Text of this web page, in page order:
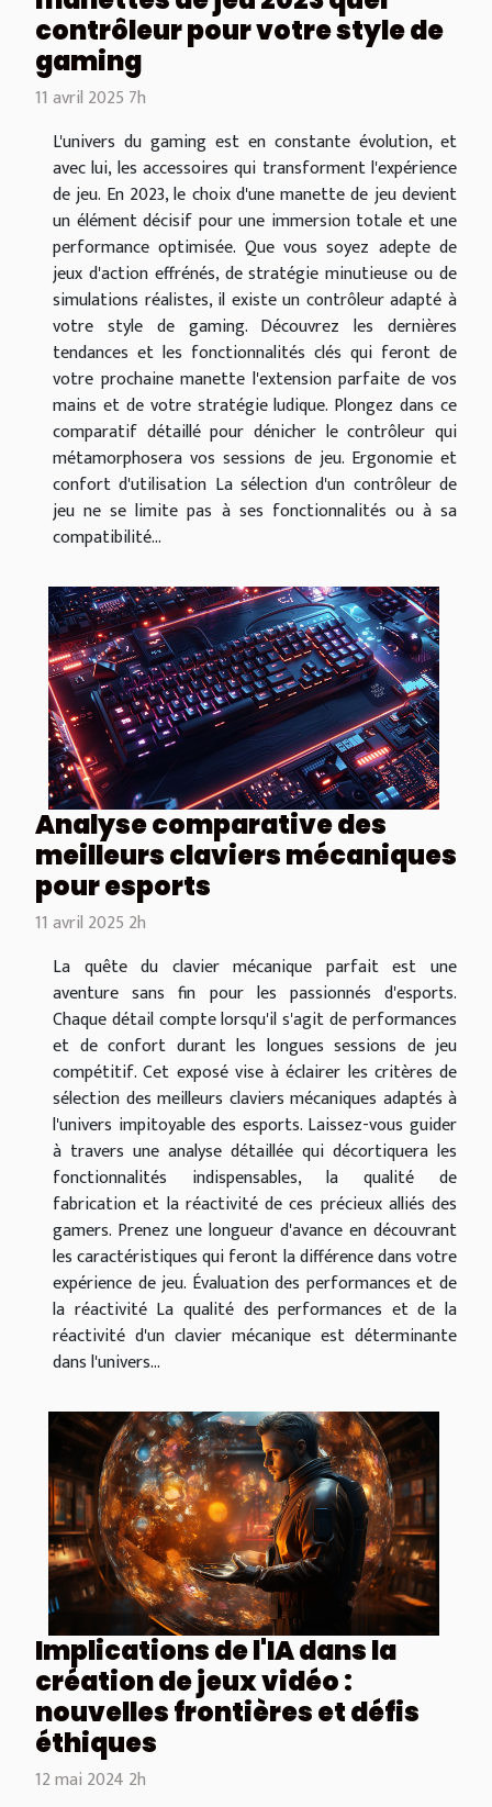
contrôleur pour votre style de
gaming
11 avril 2025 7h
L'univers du gaming est en constante évolution, et
avec lui, les accessoires qui transforment l'expérience
de jeu. En 2023, le choix d'une manette de jeu devient
un élément décisif pour une immersion totale et une
performance optimisée. Que vous soyez adepte de
jeux d'action effrénés, de stratégie minutieuse ou de
simulations réalistes, il existe un contrôleur adapté à
votre style de gaming. Découvrez les dernières
tendances et les fonctionnalités clés qui feront de
votre prochaine manette l'extension parfaite de vos
mains et de votre stratégie ludique. Plongez dans ce
comparatif détaillé pour dénicher le contrôleur qui
métamorphosera vos sessions de jeu. Ergonomie et
confort d'utilisation La sélection d'un contrôleur de
jeu ne se limite pas à ses fonctionnalités ou à sa
compatibilité...
Analyse comparative des
meilleurs claviers mécaniques
pour esports
11 avril 2025 2h
La quête du clavier mécanique parfait est une
aventure sans fin pour les passionnés d'esports.
Chaque détail compte lorsqu'il s'agit de performances
et de confort durant les longues sessions de jeu
compétitif. Cet exposé vise à éclairer les critères de
sélection des meilleurs claviers mécaniques adaptés à
l'univers impitoyable des esports. Laissez-vous guider
à travers une analyse détaillée qui décortiquera les
fonctionnalités indispensables, la qualité de
fabrication et la réactivité de ces précieux alliés des
gamers. Prenez une longueur d'avance en découvrant
les caractéristiques qui feront la différence dans votre
expérience de jeu. Évaluation des performances et de
la réactivité La qualité des performances et de la
réactivité d'un clavier mécanique est déterminante
dans l'univers...
Implications de l'IA dans la
création de jeux vidéo :
nouvelles frontières et défis
éthiques
12 mai 2024 2h